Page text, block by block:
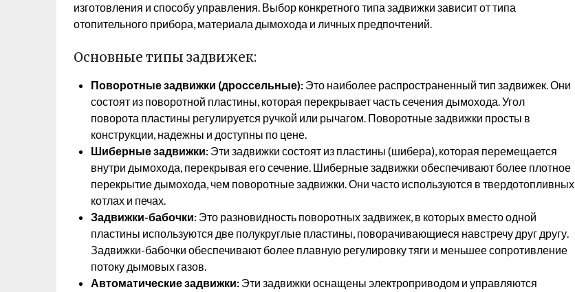
изготовления и способу управления. Выбор конкретного типа задвижки зависит от типа
отопительного прибора, материала дымохода и личных предпочтений.
Основные типы задвижек:
Поворотные задвижки (дроссельные): Это наиболее распространенный тип задвижек. Они
состоят из поворотной пластины, которая перекрывает часть сечения дымохода. Угол
поворота пластины регулируется ручкой или рычагом. Поворотные задвижки просты в
конструкции, надежны и доступны по цене.
Шиберные задвижки: Эти задвижки состоят из пластины (шибера), которая перемещается
внутри дымохода, перекрывая его сечение. Шиберные задвижки обеспечивают более плотное
перекрытие дымохода, чем поворотные задвижки. Они часто используются в твердотопливных
котлах и печах.
Задвижки-бабочки: Это разновидность поворотных задвижек, в которых вместо одной
пластины используются две полукруглые пластины, поворачивающиеся навстречу друг другу.
Задвижки-бабочки обеспечивают более плавную регулировку тяги и меньшее сопротивление
потоку дымовых газов.
Автоматические задвижки: Эти задвижки оснащены электроприводом и управляются